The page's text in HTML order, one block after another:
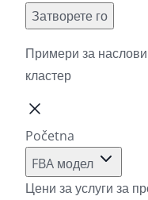
Затворете го
Примери за
кластер
Početna
FBA модел
Цени за услуги за